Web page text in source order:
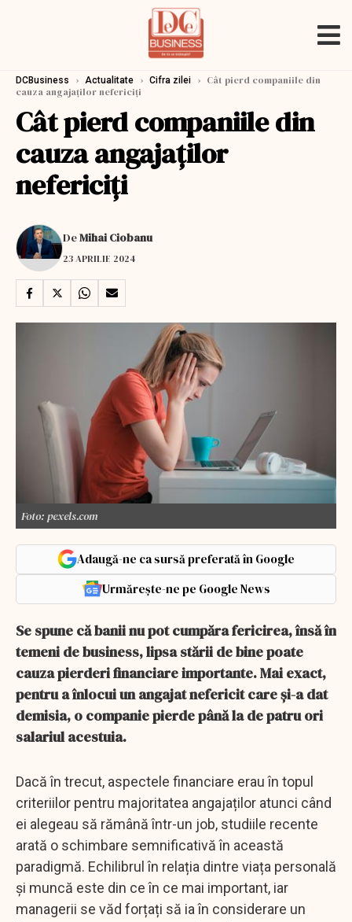
DCBusiness › Actualitate › Cifra zilei › Cât pierd companiile din
cauza angajaţilor nefericiţi
Cât pierd companiile din
cauza angajaţilor
nefericiţi
DeMihai Ciobanu
23 APRILIE 2024
Foto: pexels.com
Adaugă-ne ca sursă preferată în Google
Urmărește-ne pe Google News
Se spune că banii nu pot cumpăra fericirea, însă în
temeni de business, lipsa stării de bine poate
cauza pierderi financiare importante. Mai exact,
pentru a înlocui un angajat nefericit care și-a dat
demisia, o companie pierde până la de patru ori
salariul acestuia.
Dacă în trecut, aspectele financiare erau în topul
criteriilor pentru majoritatea angajaților atunci când
ei alegeau să rămână într-un job, studiile recente
arată o schimbare semnificativă în această
paradigmă. Echilibrul în relația dintre viața personală
și muncă este din ce în ce mai important, iar
managerii se văd forțați să ia în considerare un